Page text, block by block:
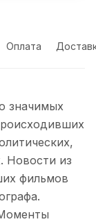
Оплата
значимых
Новости из
фильмов